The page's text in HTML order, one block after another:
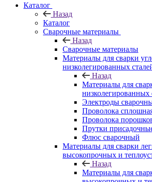
Каталог
Назад
Каталог
Сварочные материалы
Назад
Сварочные материалы
Материалы для сварки
низколегированных
Назад
Материалы для
низколегированных
Электроды
Проволока
Проволока
Прутки
Флюс сварочный
Материалы для сварки
высокопрочных и
Назад
Материалы для